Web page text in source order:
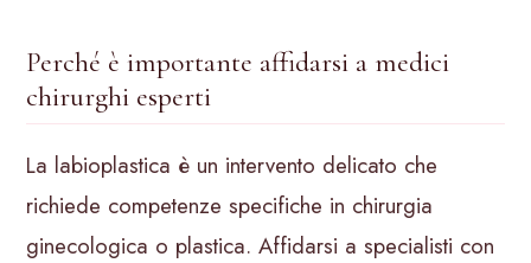
Perché è importante affidarsi a medici
chirurghi esperti
La labioplastica è un intervento delicato che
richiede competenze specifiche in chirurgia
ginecologica o plastica. Affidarsi a specialisti con